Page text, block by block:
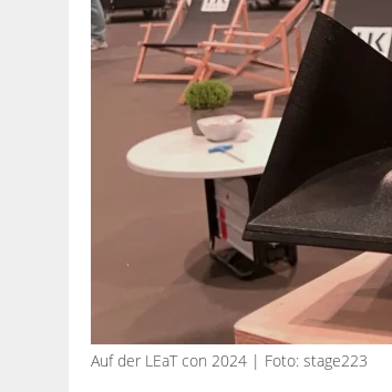
Auf der LEaT con 2024 | Foto: stage223